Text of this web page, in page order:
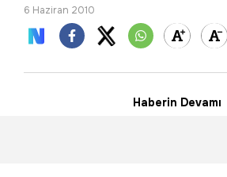
6 Haziran 2010
Haberin Devamı